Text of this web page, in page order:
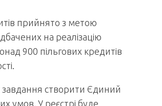
прийнято з метою
на реалізацію
900 пільгових кредитів
створити Єдиний
умов. У реєстрі буде